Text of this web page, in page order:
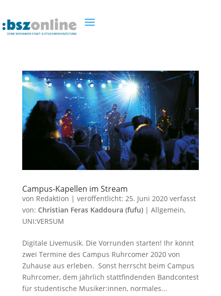
Campus-Kapellen im Stream
von Redaktion | veröffentlicht: 25. Juni 2020verfasst
von: Christian Feras Kaddoura (fufu)| Allgemein,
UNI:VERSUM
Digitale Livemusik. Die Vorrunden starten! Ihr könnt
zwei Termine des Campus Ruhrcomer 2020 von
Zuhause aus erleben. Sonst herrscht beim Campus
Ruhrcomer, dem jährlich stattfindenden Bandcontest
für studentische Musiker:innen, normales...